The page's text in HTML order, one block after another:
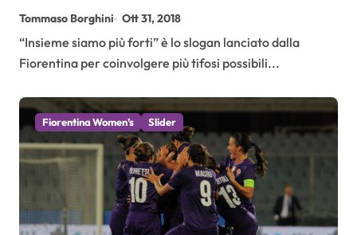
per la storia
Tommaso Borghini Ott 31, 2018
“Insieme siamo più forti” è lo slogan lanciato dalla
Fiorentina per coinvolgere più tifosi possibili...
Fiorentina Women’s Slider